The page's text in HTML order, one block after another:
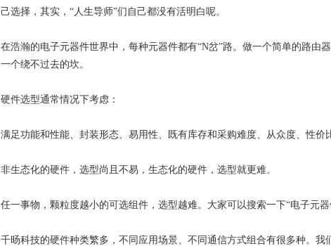
己选择，其实，“人生导师”们自己都没有活明白呢。
在浩瀚的电子元器件世界中，每种元器件都有“N岔”路。做一个简单的路由
一个绕不过去的坎。
硬件选型通常情况下考虑：
满足功能和性能、封装形态、易用性、既有库存和采购难度、从众度、性价
非生态化的硬件，选型尚且不易，生态化的硬件，选型就更难。
任一事物，颗粒度越小的可选组件，选型越难。大家可以搜索一下“电子元器
千旸科技的硬件种类繁多，不同应用场景、不同通信方式组合有很多种。我